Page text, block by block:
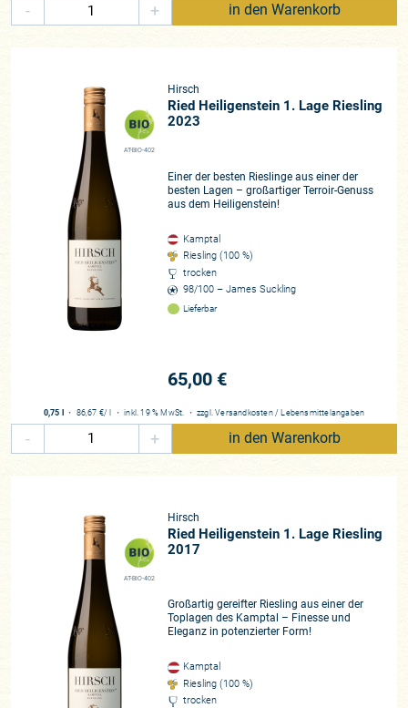
- + in den Warenkorb
AT-BIO-402
Hirsch
Ried Heiligenstein 1. Lage Riesling
2023
Einer der besten Rieslinge aus einer der
besten Lagen – großartiger Terroir-Genuss
aus dem Heiligenstein!
Kamptal
Riesling (100 %)
trocken
98/100 – James Suckling
Lieferbar
65,00 €
0,75 l ・ 86,67 €/ l ・inkl. 19 % MwSt. ・ zzgl.Versandkosten / Lebensmittelangaben
- + in den Warenkorb
AT-BIO-402
Hirsch
Ried Heiligenstein 1. Lage Riesling
2017
Großartig gereifter Riesling aus einer der
Toplagen des Kamptal – Finesse und
Eleganz in potenzierter Form!
Kamptal
Riesling (100 %)
trocken